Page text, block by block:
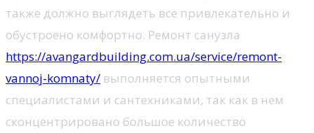
также должно выглядеть все привлекательно и
обустроено комфортно. Ремонт санузла
https://avangardbuilding.com.ua/service/remont-
vannoj-komnaty/ выполняется опытными
специалистами и сантехниками, так как в нем
сконцентрировано большое количество